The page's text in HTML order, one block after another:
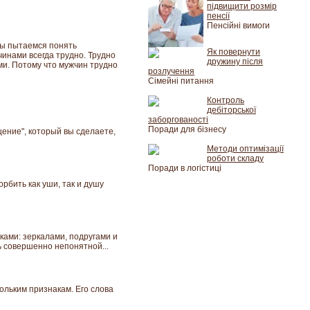
пытаемся понять
всегда трудно. Трудно
Потому что мужчин трудно
который вы сделаете,
как уши, так и душу
зеркалами, подругами и
совершенно непонятной...
признакам. Его слова
підвищити розмір
пенсії
Пенсійні вимоги
Як повернути
дружину після
розлучення
Сімейні питання
Контроль
дебіторської
заборгованості
Поради для бізнесу
Методи оптимізації
роботи складу
Поради в логістиці